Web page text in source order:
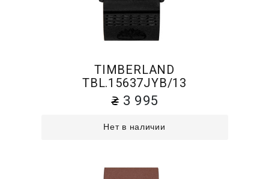
TIMBERLAND
TBL.15637JYB/13
3 995
Нет в наличии